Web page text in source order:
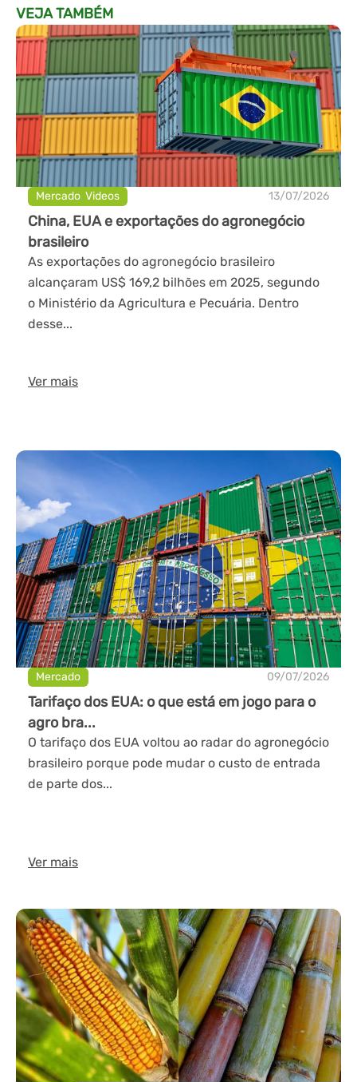
VEJA TAMBÉM
Mercado,Videos 13/07/2026
China, EUA e exportações do agronegócio
brasileiro
As exportações do agronegócio brasileiro
alcançaram US$ 169,2 bilhões em 2025, segundo
o Ministério da Agricultura e Pecuária. Dentro
desse...
Ver mais
Mercado 09/07/2026
Tarifaço dos EUA: o que está em jogo para o
agro bra...
O tarifaço dos EUA voltou ao radar do agronegócio
brasileiro porque pode mudar o custo de entrada
de parte dos...
Ver mais